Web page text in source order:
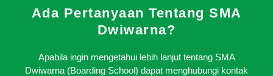
Ada Pertanyaan Tentang SMA
Dwiwarna?
Apabila ingin mengetahui lebih lanjut tentang SMA
Dwiwarna (Boarding School) dapat menghubungi kontak